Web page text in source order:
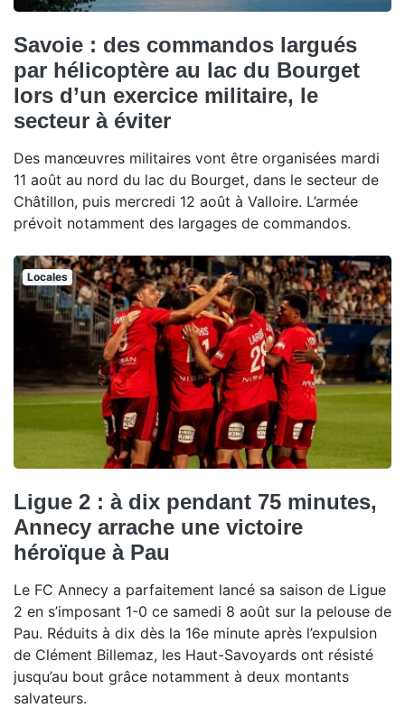
Savoie : des commandos largués
par hélicoptère au lac du Bourget
lors d’un exercice militaire, le
secteur à éviter
Des manœuvres militaires vont être organisées mardi
11 août au nord du lac du Bourget, dans le secteur de
Châtillon, puis mercredi 12 août à Valloire. L’armée
prévoit notamment des largages de commandos.
Locales
Ligue 2 : à dix pendant 75 minutes,
Annecy arrache une victoire
héroïque à Pau
Le FC Annecy a parfaitement lancé sa saison de Ligue
2 en s’imposant 1-0 ce samedi 8 août sur la pelouse de
Pau. Réduits à dix dès la 16e minute après l’expulsion
de Clément Billemaz, les Haut-Savoyards ont résisté
jusqu’au bout grâce notamment à deux montants
salvateurs.